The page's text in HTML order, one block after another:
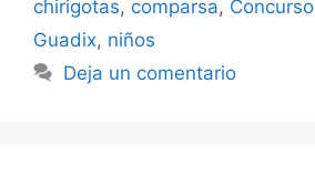
chirigotas, comparsa, Concurso
Guadix, niños
Deja un comentario